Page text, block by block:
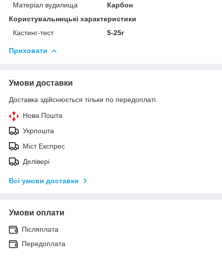
Матеріал вудилища
Карбон
Користувальницькі характеристики
Кастинг-тест
5-25г
Приховати
Умови доставки
Доставка здійснюється тільки по передоплаті.
Нова Пошта
Укрпошта
Міст Експрес
Делівері
Всі умови доставки
Умови оплати
Післяплата
Передоплата